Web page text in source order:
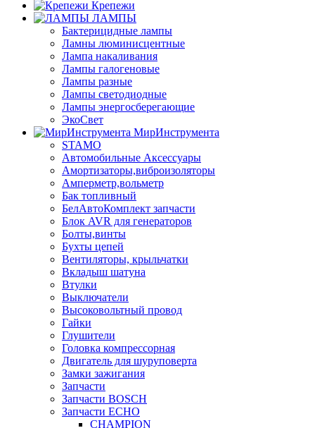
Крепежи
ЛАМПЫ
Бактерицидные лампы
Ламны люминисцентные
Лампа накаливания
Лампы галогеновые
Лампы разные
Лампы светодиодные
Лампы энергосберегающие
ЭкоСвет
МирИнструмента
STAMO
Автомобильные Аксессуары
Амортизаторы,виброизоляторы
Амперметр,вольметр
Бак топливный
БелАвтоКомплект запчасти
Блок AVR для генераторов
Болты,винты
Бухты цепей
Вентиляторы, крыльчатки
Вкладыш шатуна
Втулки
Выключатели
Высоковольтный провод
Гайки
Глушители
Головка компрессорная
Двигатель для шуруповерта
Замки зажигания
Запчасти
Запчасти BOSCH
Запчасти ECHO
CHAMPION